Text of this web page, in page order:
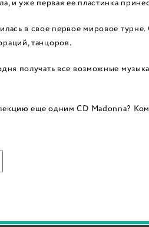
и уже первая ее пластинка
в свое первое мировое
танцоров.
получать все возможные
еще одним CD Madonna?